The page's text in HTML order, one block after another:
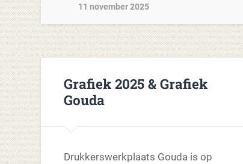
11 november 2025
Grafiek 2025 & Grafiek
Gouda
Drukkerswerkplaats Gouda is op